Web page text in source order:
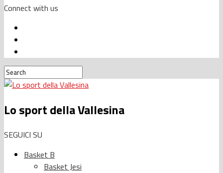
Connect with us
Lo sport della Vallesina
SEGUICI SU
Basket B
Basket Jesi